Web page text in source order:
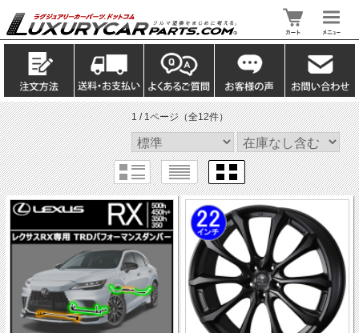
1 / 1ページ（全12件）